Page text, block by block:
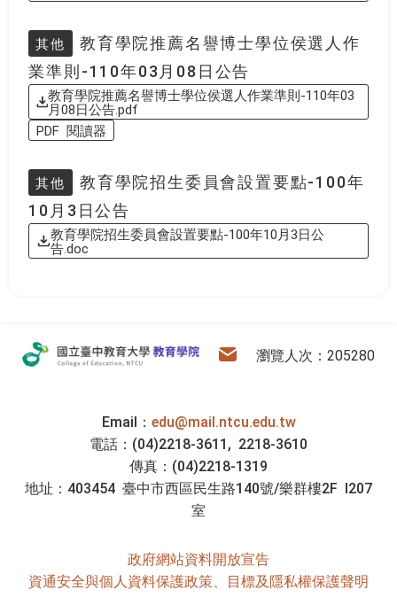
其他
教育學院推薦名譽博士學位侯選人作
業準則-110年03月08日公告
教育學院推薦名譽博士學位侯選人作業準則-110年03
月08日公告.pdf
PDF 閱讀器
其他
教育學院招生委員會設置要點-100年
10月3日公告
教育學院招生委員會設置要點-100年10月3日公
告.doc
::: 瀏覽人次：205280
教育學院
電子信箱
Email： edu@mail.ntcu.edu.tw
電話：(04)2218-3611, 2218-3610
傳真：(04)2218-1319
地址：403454 臺中市西區民生路140號/樂群樓2F I207
室
政府網站資料開放宣告
資通安全與個人資料保護政策、目標及隱私權保護聲明